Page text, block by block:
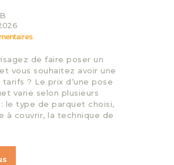
de faire poser un
vous souhaitez avoir une
? Le prix d’une pose
varie selon plusieurs
le type de parquet choisi,
à couvrir, la technique de